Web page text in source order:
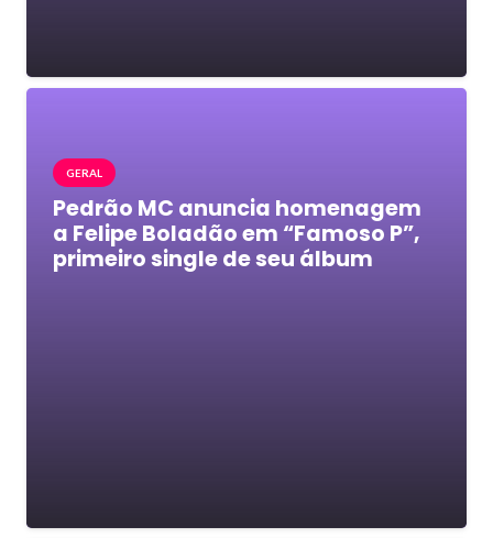
GERAL
Pedrão MC anuncia homenagem
a Felipe Boladão em “Famoso P”,
primeiro single de seu álbum